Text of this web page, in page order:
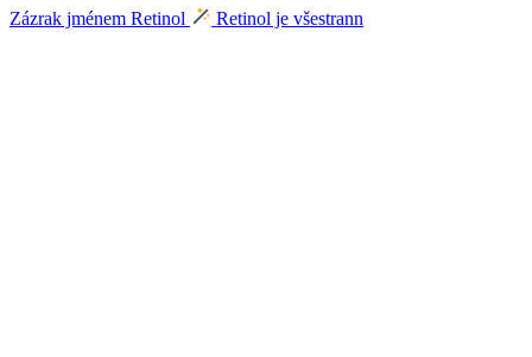
Zázrak jménem Retinol Retinol je všestrann